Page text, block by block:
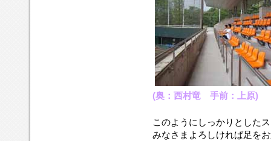
(奥：西村竜 手前：上原)
このようにしっかりとした
みなさまよろしければ足を